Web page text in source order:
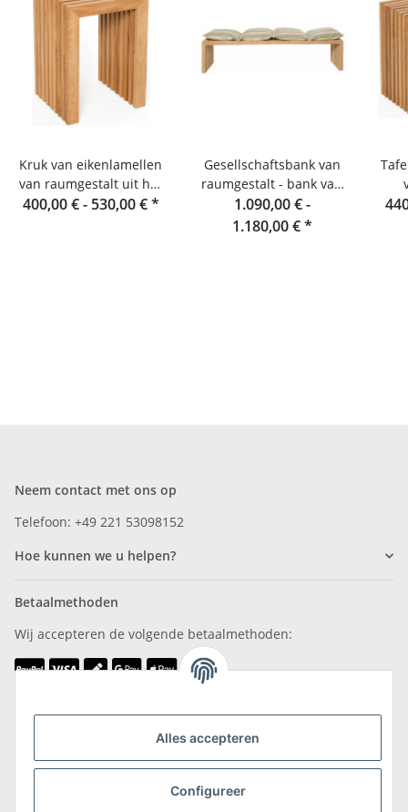
Alles accepteren
Configureer
Kruk van eikenlamellen
van raumgestalt uit het
Zwarte Woud
400,00 € - 530,00 €*
Gesellschaftsbank van
raumgestalt - bank van
eikenhouten lamellen
180 cm
1.090,00 € -
1.180,00 €*
Neem contact met ons op
Telefoon: +49 221 53098152
Hoe kunnen we u helpen?
Betaalmethoden
Wij accepteren de volgende betaalmethoden: